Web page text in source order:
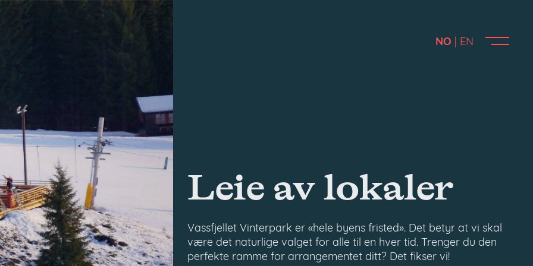
NO EN
Leie av lokaler
Vassfjellet Vinterpark er «hele byens fristed». Det betyr at vi skal
være det naturlige valget for alle til en hver tid. Trenger du den
perfekte ramme for arrangementet ditt? Det fikser vi!